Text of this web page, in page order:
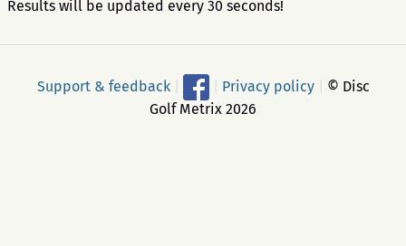
Results will be updated every 30 seconds!
Support & feedback Privacy policy
© Disc
Golf Metrix 2026